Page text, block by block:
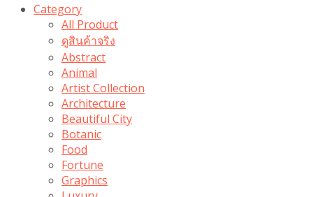
Category
All Product
ดูสินค้าจริง
Abstract
Animal
Artist Collection
Architecture
Beautiful City
Botanic
Food
Fortune
Graphics